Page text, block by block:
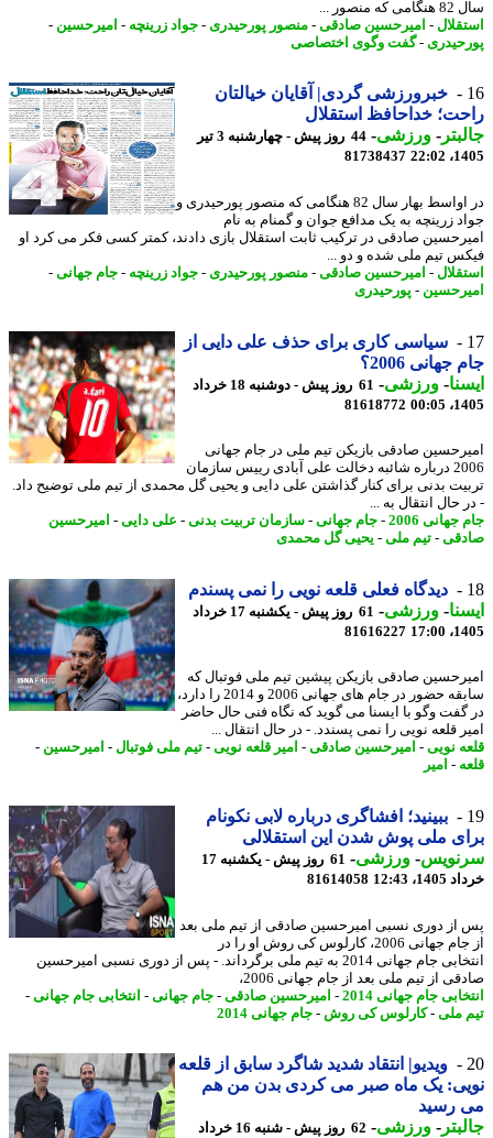
منصور ...
-امیرحسین صادقی-منصور پورحیدری- جواد زرینچه -امیرحسین-
- گفت وگوی اختصاصی
خبرورزشی گردی| آقایان خیالتان
خداحافظ استقلال
-ورزشی-
44 روز پیش - چهارشنبه 3 تیر
81738437
در اواسط بهار سال 82 هنگامی که منصور پورحیدری و
زرینچه به یک مدافع جوان و گمنام به نام
صادقی در ترکیب ثابت استقلال بازی دادند، کمتر کسی فکر می کرد او
تیم ملی شده و دو ...
-امیرحسین صادقی-منصور پورحیدری- جواد زرینچه -جام جهانی-
-پورحیدری
سیاسی کاری برای حذف علی دایی از
2006؟
-ورزشی-
61 روز پیش - دوشنبه 18 خرداد
81618772
صادقی بازیکن تیم ملی در جام جهانی
2006 درباره شائبه دخالت علی آبادی رییس سازمان
بدنی برای کنار گذاشتن علی دایی و یحیی گل محمدی از تیم ملی توضیح داد.
ﺣﺎل اﻧﺘﻘﺎل ﺑﻪ ...
2006
-جام جهانی-سازمان تربیت بدنی-علی دایی- امیرحسین
-تیم ملی -یحیی گل محمدی
دیدگاه فعلی قلعه نویی را نمی پسندم
-ورزشی-
61 روز پیش - یکشنبه 17 خرداد
81616227
صادقی بازیکن پیشین تیم ملی فوتبال که
سابقه حضور در جام های جهانی 2006 و 2014 را دارد،
وگو با ایسنا می گوید که نگاه فنی حال حاضر
قلعه نویی را نمی پسندد. - در ﺣﺎل اﻧﺘﻘﺎل ...
نویی-امیرحسین صادقی-امیر قلعه نویی-تیم ملی فوتبال-امیرحسین-
-امیر
ببینید؛ افشاگری درباره لابی نکونام
ملی پوش شدن این استقلالی
-ورزشی-
61 روز پیش - یکشنبه 17
12:43
81614058
دوری نسبی امیرحسین صادقی از تیم ملی بعد
از جام جهانی 2006، کارلوس کی روش او را در
انتخابی جام جهانی 2014 به تیم ملی برگرداند. - پس از دوری نسبی امیرحسین
از تیم ملی بعد از جام جهانی 2006،
جام جهانی 2014
-امیرحسین صادقی-جام جهانی-انتخابی جام جهانی-
ملی -کارلوس کی روش -جام جهانی 2014
ویدیو| انتقاد شدید شاگرد سابق از قلعه
یک ماه صبر می کردی بدن من هم
رسید
-ورزشی-
62 روز پیش - شنبه 16 خرداد